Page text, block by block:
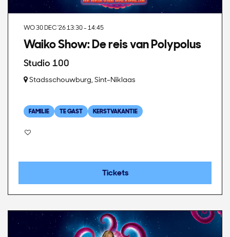
Waiko Show: De reis van Polypolus
Studio 100
WO 30 DEC '2613:30 - 14:45
Stadsschouwburg, Sint-Niklaas
FAMILIE TE GAST KERSTVAKANTIE
Tickets